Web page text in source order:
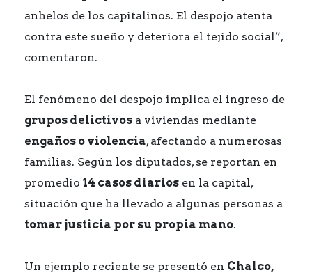
anhelos de los capitalinos. El despojo atenta
contra este sueño y deteriora el tejido social”,
comentaron.
El fenómeno del despojo implica el ingreso de
grupos delictivos a viviendas mediante
engaños o violencia, afectando a numerosas
familias. Según los diputados, se reportan en
promedio 14 casos diarios en la capital,
situación que ha llevado a algunas personas a
tomar justicia por su propia mano.
Un ejemplo reciente se presentó en Chalco,